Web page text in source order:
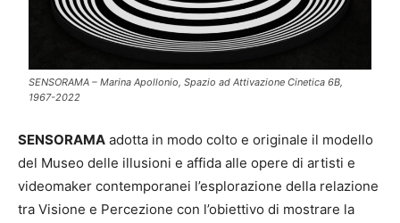
SENSORAMA – Marina Apollonio, Spazio ad Attivazione Cinetica 6B,
1967-2022
SENSORAMA adotta in modo colto e originale il modello
del Museo delle illusioni e affida alle opere di artisti e
videomaker contemporanei l’esplorazione della relazione
tra Visione e Percezione con l’obiettivo di mostrare la